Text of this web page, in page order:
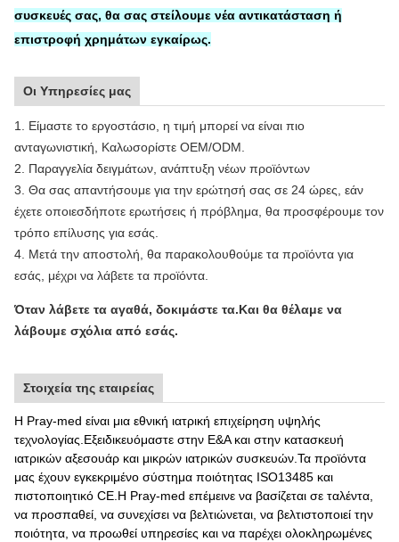
συσκευές σας, θα σας στείλουμε νέα αντικατάσταση ή
επιστροφή χρημάτων εγκαίρως.
Οι Υπηρεσίες μας
1. Είμαστε το εργοστάσιο, η τιμή μπορεί να είναι πιο
ανταγωνιστική, Καλωσορίστε OEM/ODM.
2. Παραγγελία δειγμάτων, ανάπτυξη νέων προϊόντων
3. Θα σας απαντήσουμε για την ερώτησή σας σε 24 ώρες, εάν
έχετε οποιεσδήποτε ερωτήσεις ή πρόβλημα, θα προσφέρουμε τον
τρόπο επίλυσης για εσάς.
4. Μετά την αποστολή, θα παρακολουθούμε τα προϊόντα για
εσάς, μέχρι να λάβετε τα προϊόντα.
Όταν λάβετε τα αγαθά, δοκιμάστε τα.Και θα θέλαμε να
λάβουμε σχόλια από εσάς.
Στοιχεία της εταιρείας
Η Pray-med είναι μια εθνική ιατρική επιχείρηση υψηλής
τεχνολογίας.Εξειδικευόμαστε στην Ε&Α και στην κατασκευή
ιατρικών αξεσουάρ και μικρών ιατρικών συσκευών.Τα προϊόντα
μας έχουν εγκεκριμένο σύστημα ποιότητας ISO13485 και
πιστοποιητικό CE.Η Pray-med επέμεινε να βασίζεται σε ταλέντα,
να προσπαθεί, να συνεχίσει να βελτιώνεται, να βελτιστοποιεί την
ποιότητα, να προωθεί υπηρεσίες και να παρέχει ολοκληρωμένες